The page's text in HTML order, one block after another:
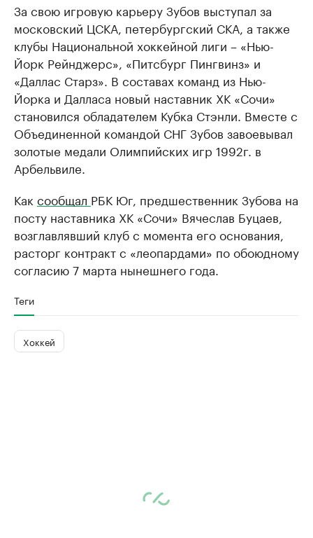
За свою игровую карьеру Зубов выступал за
московский ЦСКА, петербургский СКА, а также
клубы Национальной хоккейной лиги – «Нью-
Йорк Рейнджерс», «Питсбург Пингвинз» и
«Даллас Старз». В составах команд из Нью-
Йорка и Далласа новый наставник ХК «Сочи»
становился обладателем Кубка Стэнли. Вместе с
Объединенной командой СНГ Зубов завоевывал
золотые медали Олимпийских игр 1992г. в
Арбельвиле.
Как сообщал РБК Юг, предшественник Зубова на
посту наставника ХК «Сочи» Вячеслав Буцаев,
возглавлявший клуб с момента его основания,
расторг контракт с «леопардами» по обоюдному
согласию 7 марта нынешнего года.
Теги
Хоккей